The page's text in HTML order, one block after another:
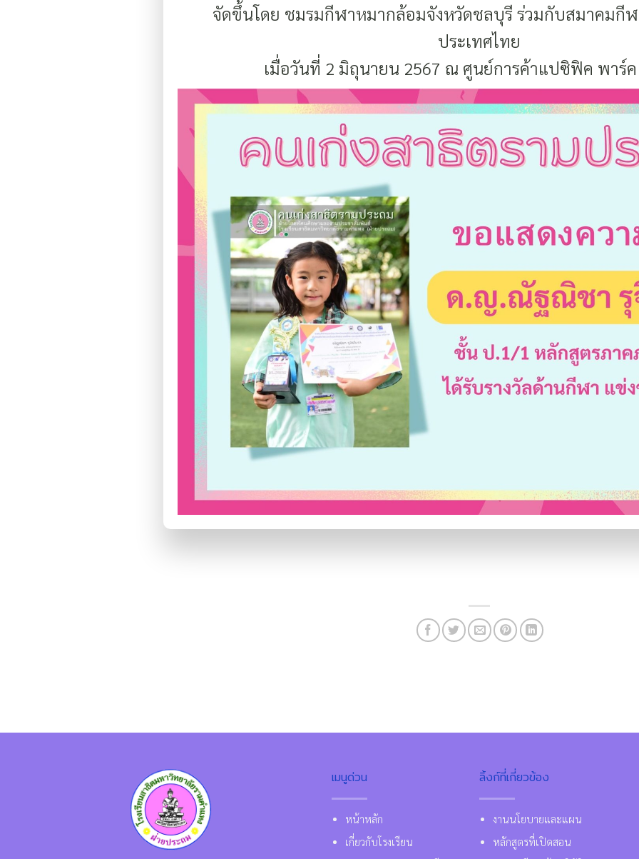
จัดขึ้นโดย ชมรมกีฬาหมากล้อมจังหวัดชลบุรี ร่วมกับสมาคมกี
ประเทศไทย
เมื่อวันที่ 2 มิถุนายน 2567 ณ ศูนย์การค้าแปซิฟิค พาร์ค
เมนูด่วน
หน้าหลัก
เกี่ยวกับโรงเรียน
ลิ้งก์ที่เกี่ยวข้อง
งานนโยบายและแผน
หลักสูตรที่เปิดสอน